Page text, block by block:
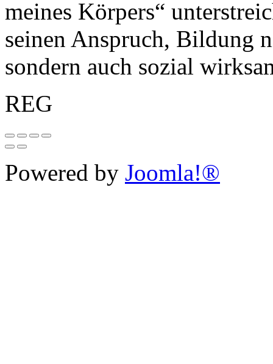
meines Körpers“
seinen Anspruch, Bildung
sondern auch sozial
REG
Powered by Joomla!®